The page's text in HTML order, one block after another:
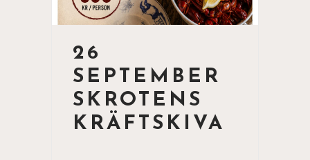
26
SEPTEMBER
SKROTENS
KRÄFTSKIVA